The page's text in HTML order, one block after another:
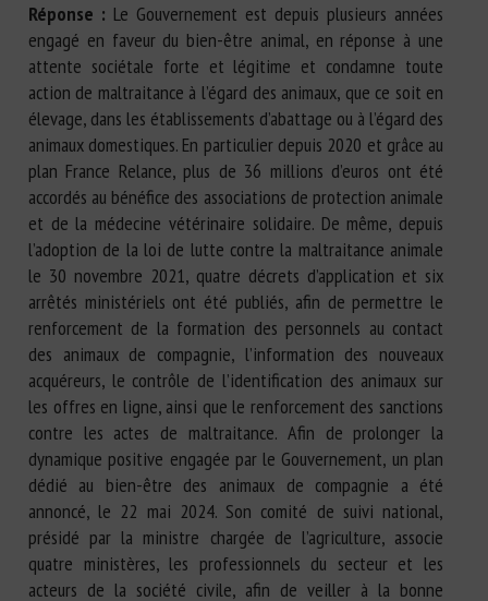
Réponse : Le Gouvernement est depuis plusieurs années
engagé en faveur du bien-être animal, en réponse à une
attente sociétale forte et légitime et condamne toute
action de maltraitance à l’égard des animaux, que ce soit en
élevage, dans les établissements d’abattage ou à l’égard des
animaux domestiques. En particulier depuis 2020 et grâce au
plan France Relance, plus de 36 millions d’euros ont été
accordés au bénéfice des associations de protection animale
et de la médecine vétérinaire solidaire. De même, depuis
l’adoption de la loi de lutte contre la maltraitance animale
le 30 novembre 2021, quatre décrets d’application et six
arrêtés ministériels ont été publiés, afin de permettre le
renforcement de la formation des personnels au contact
des animaux de compagnie, l’information des nouveaux
acquéreurs, le contrôle de l’identification des animaux sur
les offres en ligne, ainsi que le renforcement des sanctions
contre les actes de maltraitance. Afin de prolonger la
dynamique positive engagée par le Gouvernement, un plan
dédié au bien-être des animaux de compagnie a été
annoncé, le 22 mai 2024. Son comité de suivi national,
présidé par la ministre chargée de l’agriculture, associe
quatre ministères, les professionnels du secteur et les
acteurs de la société civile, afin de veiller à la bonne